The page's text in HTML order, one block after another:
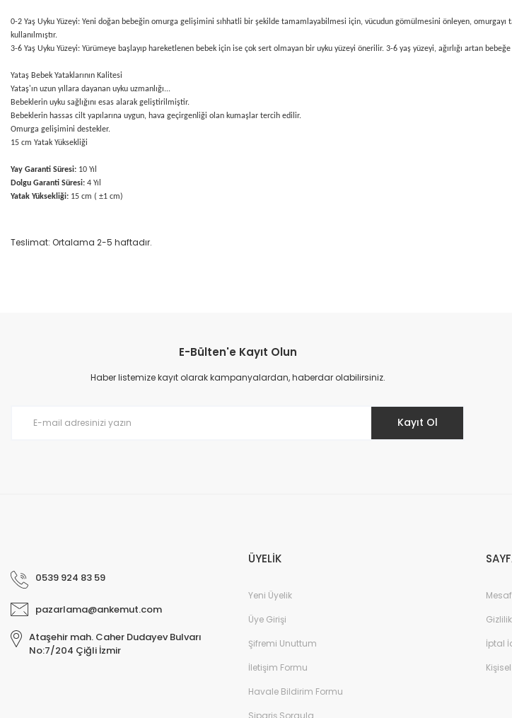
0-2 Yaş Uyku Yüzeyi: Yeni doğan bebeğin omurga gelişimini sıhhatli bir şekilde tamamlayabilmesi için, vücudun gömülmesini önleyen,
kullanılmıştır.
3-6 Yaş Uyku Yüzeyi: Yürümeye başlayıp hareketlenen bebek için ise çok sert olmayan bir uyku yüzeyi önerilir. 3-6 yaş yüzeyi, ağırlığı artan
Yataş Bebek Yataklarının Kalitesi
Yataş'ın uzun yıllara dayanan uyku uzmanlığı...
Bebeklerin uyku sağlığını esas alarak geliştirilmiştir.
Bebeklerin hassas cilt yapılarına uygun, hava geçirgenliği olan kumaşlar tercih edilir.
Omurga gelişimini destekler.
15 cm Yatak Yüksekliği
Yay Garanti Süresi: 10 Yıl
Dolgu Garanti Süresi: 4 Yıl
Yatak Yüksekliği: 15 cm ( ±1 cm)
Teslimat: Ortalama 2-5 haftadır.
Ürün resmi kalitesiz, bozuk veya görüntülenemiyor.
Ürün açıklamasında eksik bilgiler bulunuyor.
E-Bülten'e Kayıt Olun
Haber listemize kayıt olarak kampanyalardan, haberdar olabilirsiniz.
Kayıt Ol
0539 924 83 59
pazarlama@ankemut.com
Ataşehir mah. Caher Dudayev Bulvarı
No:7/204 Çiğli İzmir
ÜYELİK
Yeni Üyelik
Üye Girişi
Şifremi Unuttum
İletişim Formu
Havale Bildirim Formu
Sipariş Sorgula
İptal